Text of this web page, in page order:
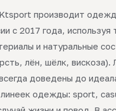
производит
с 2017 года, используя
и натуральные
лён, шёлк, вискоза).
доведены до
линеек одежды: sport,